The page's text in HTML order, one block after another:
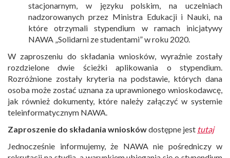
stacjonarnym, w języku polskim, na uczelniach
nadzorowanych przez Ministra Edukacji i Nauki, na
które otrzymali stypendium w ramach inicjatywy
NAWA „Solidarni ze studentami” w roku 2020.
W zaproszeniu do składania wniosków, wyraźnie zostały
rozdzielone dwie ścieżki aplikowania o stypendium.
Rozróżnione zostały kryteria na podstawie, których dana
osoba może zostać uznana za uprawnionego wnioskodawcę,
jak również dokumenty, które należy załączyć w systemie
teleinformatycznym NAWA.
Zaproszenie do składania wnioskówdostępne jest tutaj
Jednocześnie informujemy, że NAWA nie pośredniczy w